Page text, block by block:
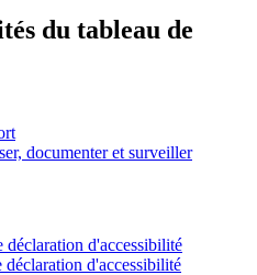
du tableau de
documenter et surveiller
déclaration d'accessibilité
déclaration d'accessibilité